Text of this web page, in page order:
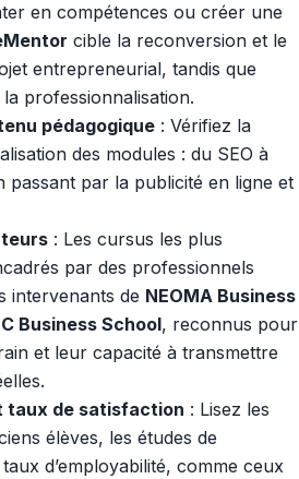
en compétences ou créer une
cible la reconversion et le
entrepreneurial, tandis que
professionnalisation.
pédagogique : Vérifiez la
des modules : du SEO à
passant par la publicité en ligne et
: Les cursus les plus
par des professionnels
intervenants de NEOMA Business
Business School, reconnus pour
et leur capacité à transmettre
taux de satisfaction : Lisez les
élèves, les études de
d’employabilité, comme ceux